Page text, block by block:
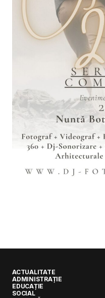
ACTUALITATE
ADMINISTRAȚIE
EDUCAȚIE
SOCIAL